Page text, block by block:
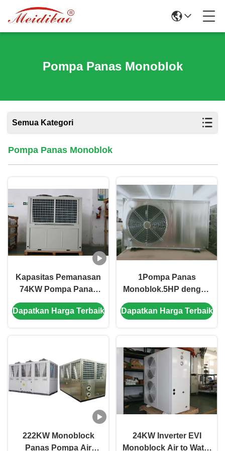
Pompa Panas Monoblok
Semua Kategori
Pompa Panas Monoblok
Kapasitas Pemanasan
74KW Pompa Panas
Monoblok Multifungsi
dengan Desain Kompak
Dapatkan Harga Terbaik
1Pompa Panas
Monoblok.5HP dengan
COP tinggi 3,8 ~
4.6Konstruksi baja
≤60dB
Dapatkan Harga Terbaik
222KW Monoblock
Panas Pompa Air
24KW Inverter EVI
Monoblock Air to Water